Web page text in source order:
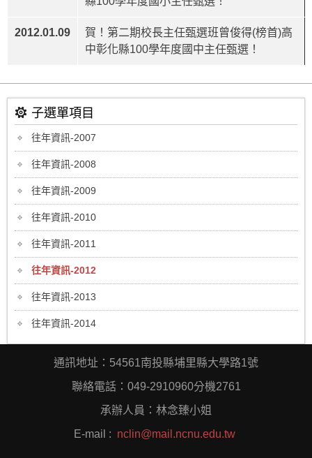
2012.01.09
賀！第二期校長主任甄選班曾俊得(榜首)高
中彰化縣100學年度國中主任甄選！
子選單項目
往年資訊-2007
往年資訊-2008
往年資訊-2009
往年資訊-2010
往年資訊-2011
往年資訊-2012
往年資訊-2013
往年資訊-2014
通訊地址：54561南投縣埔里縣大學路1號
聯絡電話：049-2910960分機2761
承辦人員：林念臻小姐
E-mail : nclin@mail.ncnu.edu.tw